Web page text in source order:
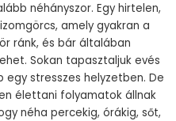
néhányszor. Egy hirtelen,
amely gyakran a
ránk, és bár általában
Sokan tapasztaljuk evés
stresszes helyzetben. De
élettani folyamatok állnak
néha percekig, órákig, sőt,